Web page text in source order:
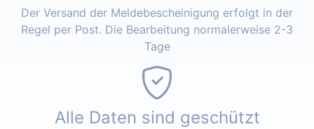
Der Versand der Meldebescheinigung erfolgt in der
Regel per Post. Die Bearbeitung normalerweise 2-3
Tage
Alle Daten sind geschützt